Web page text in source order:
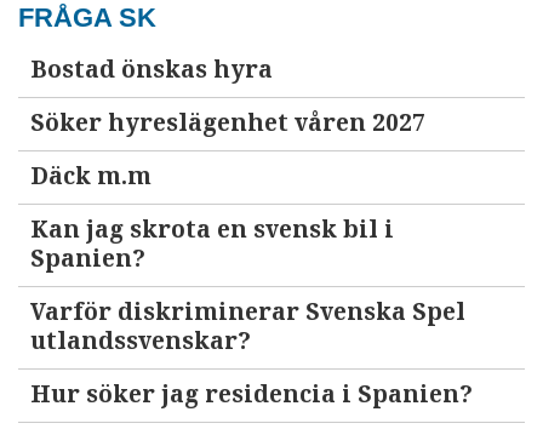
FRÅGA SK
Bostad önskas hyra
Söker hyreslägenhet våren 2027
Däck m.m
Kan jag skrota en svensk bil i
Spanien?
Varför diskriminerar Svenska Spel
utlandssvenskar?
Hur söker jag residencia i Spanien?